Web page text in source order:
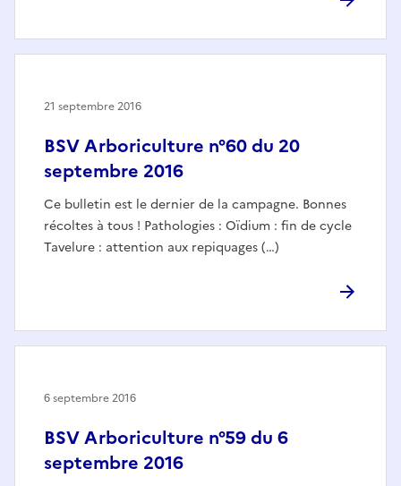
BSV Arboriculture n°60 du 20
septembre 2016
Ce bulletin est le dernier de la campagne. Bonnes
récoltes à tous ! Pathologies : Oïdium : fin de cycle
Tavelure : attention aux repiquages (…)
21 septembre 2016
BSV Arboriculture n°59 du 6
septembre 2016
6 septembre 2016